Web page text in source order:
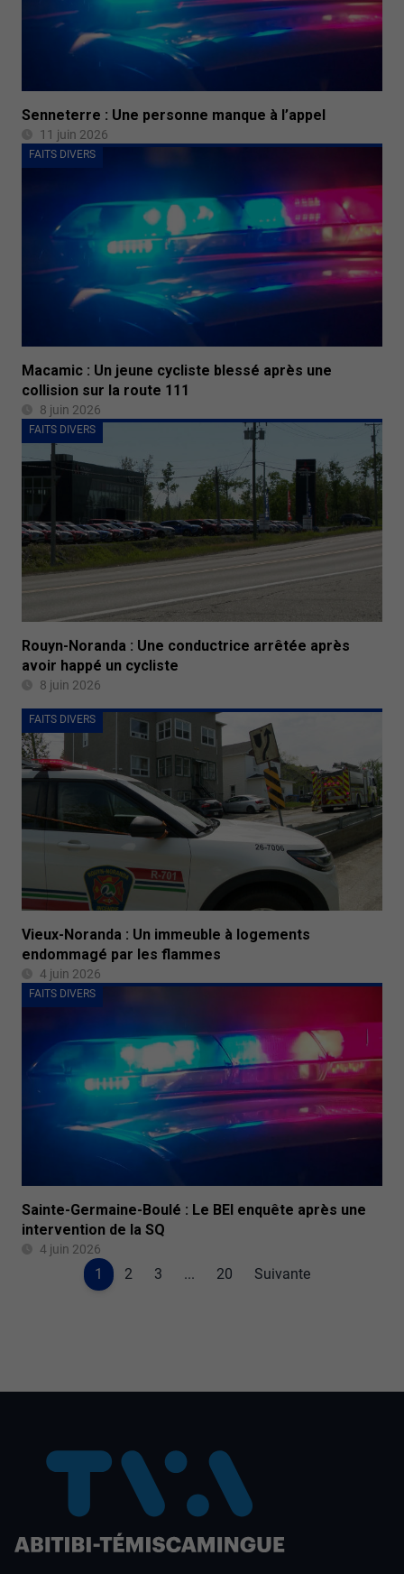
Senneterre : Une personne manque à l’appel
11 juin 2026
FAITS DIVERS
Macamic : Un jeune cycliste blessé après une
collision sur la route 111
8 juin 2026
FAITS DIVERS
Rouyn-Noranda : Une conductrice arrêtée après
avoir happé un cycliste
8 juin 2026
FAITS DIVERS
Vieux-Noranda : Un immeuble à logements
endommagé par les flammes
4 juin 2026
FAITS DIVERS
Sainte-Germaine-Boulé : Le BEI enquête après une
intervention de la SQ
4 juin 2026
1 2 3 ... 20 Suivante